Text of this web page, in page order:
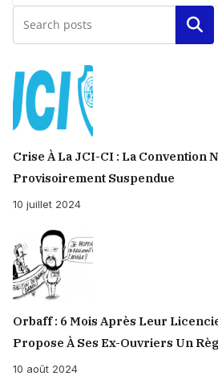
Crise À La JCI-CI : La Convention
Provisoirement Suspendue
10 juillet 2024
Orbaff : 6 Mois Après Leur
Propose À Ses Ex-Ouvriers Un
10 août 2024